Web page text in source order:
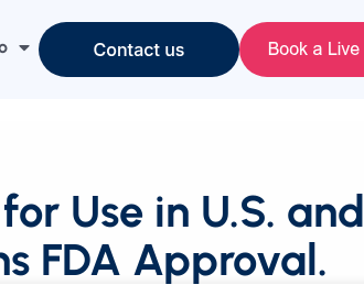
Use in U.S. and
FDA Approval.